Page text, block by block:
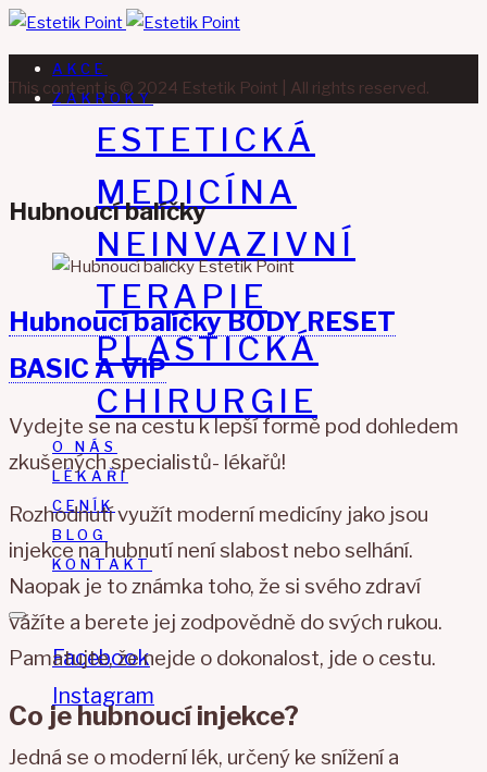
AKCE
ZÁKROKY
ESTETICKÁ
MEDICÍNA
NEINVAZIVNÍ
TERAPIE
PLASTICKÁ
CHIRURGIE
O NÁS
LÉKAŘI
CENÍK
BLOG
KONTAKT
Facebook
Instagram
This content is © 2024 Estetik Point | All rights reserved.
Hubnoucí balíčky
Hubnoucí balíčky BODY RESET
BASIC A VIP
Vydejte se na cestu k lepší formě pod dohledem
zkušených specialistů- lékařů!
Rozhodnutí využít moderní medicíny jako jsou
injekce na hubnutí není slabost nebo selhání.
Naopak je to známka toho, že si svého zdraví
vážíte a berete jej zodpovědně do svých rukou.
Pamatujte, že nejde o dokonalost, jde o cestu.
Co je hubnoucí injekce?
Jedná se o moderní lék, určený ke snížení a